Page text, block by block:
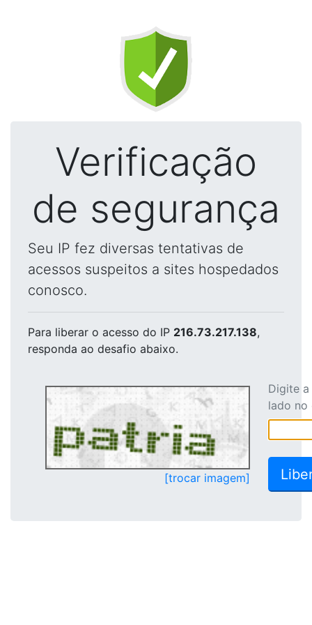
Verificação
de segurança
Seu IP fez diversas tentativas de
acessos suspeitos a sites hospedados
conosco.
Para liberar o acesso do IP 216.73.217.138,
responda ao desafio abaixo.
[trocar imagem]
Digite
lado no